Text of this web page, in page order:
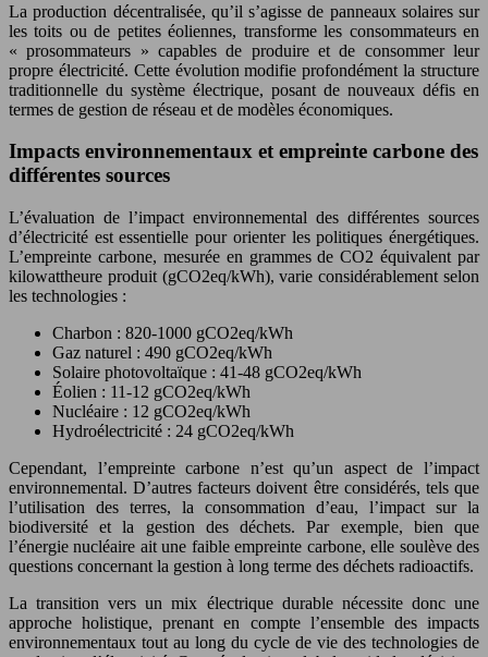
La production décentralisée, qu’il s’agisse de panneaux solaires sur
les toits ou de petites éoliennes, transforme les consommateurs en
« prosommateurs » capables de produire et de consommer leur
propre électricité. Cette évolution modifie profondément la structure
traditionnelle du système électrique, posant de nouveaux défis en
termes de gestion de réseau et de modèles économiques.
Impacts environnementaux et empreinte carbone des
différentes sources
L’évaluation de l’impact environnemental des différentes sources
d’électricité est essentielle pour orienter les politiques énergétiques.
L’empreinte carbone, mesurée en grammes de CO2 équivalent par
kilowattheure produit (gCO2eq/kWh), varie considérablement selon
les technologies :
Charbon : 820-1000 gCO2eq/kWh
Gaz naturel : 490 gCO2eq/kWh
Solaire photovoltaïque : 41-48 gCO2eq/kWh
Éolien : 11-12 gCO2eq/kWh
Nucléaire : 12 gCO2eq/kWh
Hydroélectricité : 24 gCO2eq/kWh
Cependant, l’empreinte carbone n’est qu’un aspect de l’impact
environnemental. D’autres facteurs doivent être considérés, tels que
l’utilisation des terres, la consommation d’eau, l’impact sur la
biodiversité et la gestion des déchets. Par exemple, bien que
l’énergie nucléaire ait une faible empreinte carbone, elle soulève des
questions concernant la gestion à long terme des déchets radioactifs.
La transition vers un mix électrique durable nécessite donc une
approche holistique, prenant en compte l’ensemble des impacts
environnementaux tout au long du cycle de vie des technologies de